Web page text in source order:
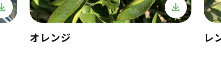
オレンジ レ